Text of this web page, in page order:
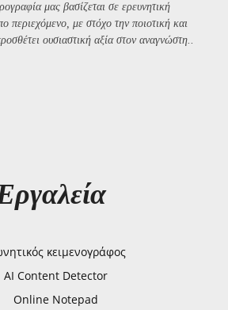
μας βασίζεται σε ερευνητική
περιεχόμενο, με στόχο την ποιοτική και
ουσιαστική αξία στον αναγνώστη..
κειμενογράφος
AI Content Detector
Online Notepad